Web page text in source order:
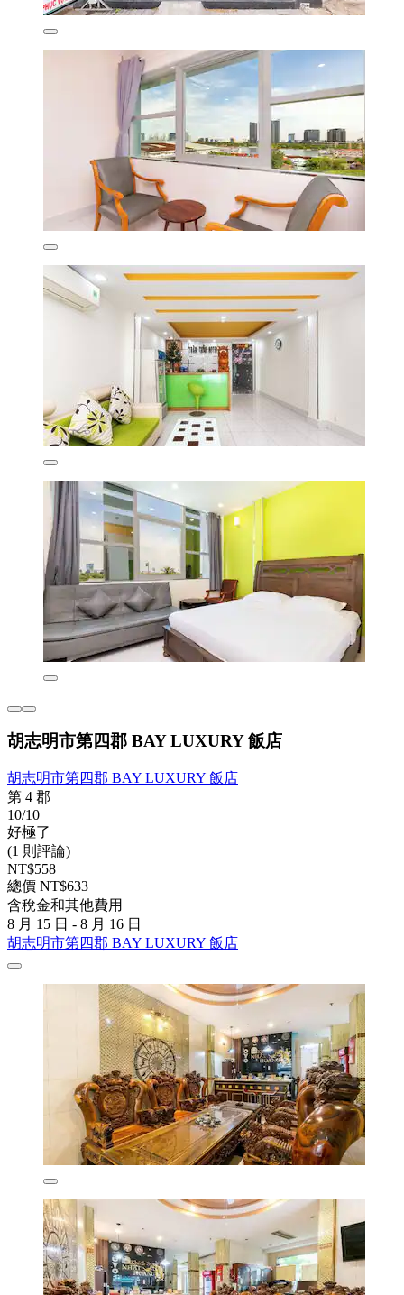
胡志明市第四郡 BAY LUXURY 飯店
胡志明市第四郡 BAY LUXURY 飯店
第 4 郡
10/10
好極了
(1 則評論)
NT$558
總價 NT$633
含稅金和其他費用
8 月 15 日 - 8 月 16 日
胡志明市第四郡 BAY LUXURY 飯店